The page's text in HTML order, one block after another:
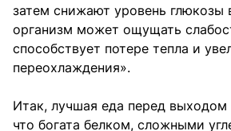
затем снижают уровень глюкозы
организм может ощущать
способствует потере тепла и
переохлаждения».
Итак, лучшая еда перед
что богата белком, сложными